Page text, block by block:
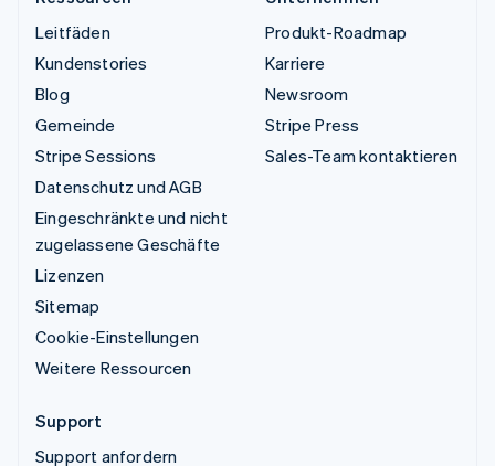
Leitfäden
Kundenstories
Blog
Gemeinde
Stripe Sessions
Datenschutz und AGB
Eingeschränkte und nicht
zugelassene Geschäfte
Lizenzen
Sitemap
Cookie-Einstellungen
Weitere Ressourcen
Produkt-Roadmap
Karriere
Newsroom
Stripe Press
Sales-Team kontaktieren
Support
Support anfordern